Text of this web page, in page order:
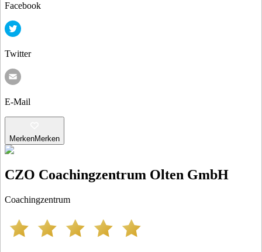
Facebook
Twitter
E-Mail
MerkenMerken
CZO Coachingzentrum Olten GmbH
Coachingzentrum